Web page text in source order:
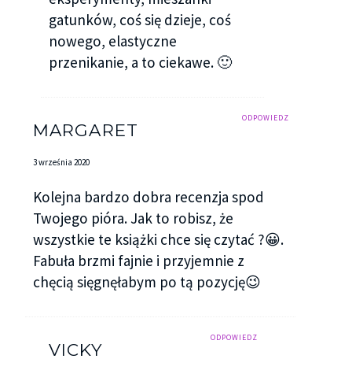
gatunków, coś się dzieje, coś
nowego, elastyczne
przenikanie, a to ciekawe. 🙂
ODPOWIEDZ
MARGARET
3 września 2020
Kolejna bardzo dobra recenzja spod
Twojego pióra. Jak to robisz, że
wszystkie te książki chce się czytać ?😀.
Fabuła brzmi fajnie i przyjemnie z
chęcią sięgnęłabym po tą pozycję😉
ODPOWIEDZ
VICKY